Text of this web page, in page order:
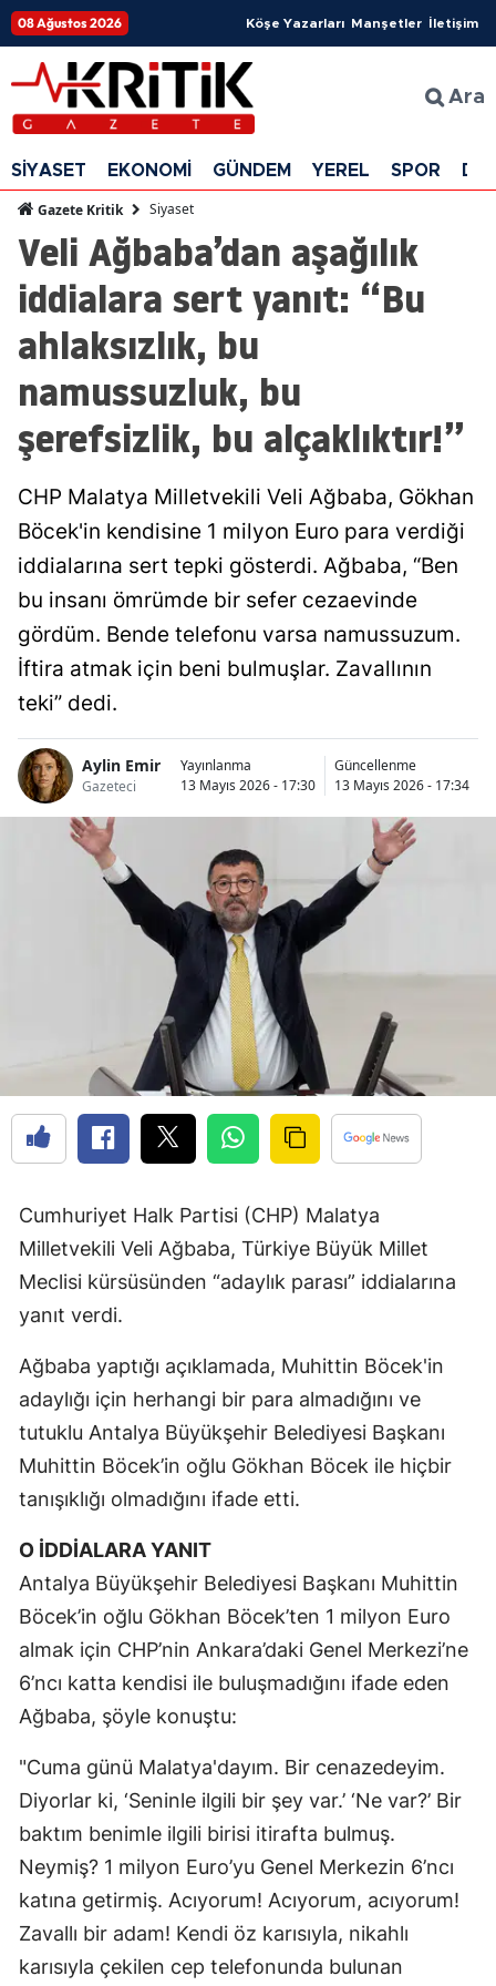
08 Ağustos 2026 Köşe Yazarları Manşetler İletişim
Ara
SİYASET EKONOMİ GÜNDEM YEREL SPOR
Gazete Kritik Siyaset
Veli Ağbaba’dan aşağılık
iddialara sert yanıt: “Bu
ahlaksızlık, bu
namussuzluk, bu
şerefsizlik, bu alçaklıktır!”
CHP Malatya Milletvekili Veli Ağbaba, Gökhan
Böcek'in kendisine 1 milyon Euro para verdiği
iddialarına sert tepki gösterdi. Ağbaba, “Ben
bu insanı ömrümde bir sefer cezaevinde
gördüm. Bende telefonu varsa namussuzum.
İftira atmak için beni bulmuşlar. Zavallının
teki” dedi.
Aylin Emir
Gazeteci
Yayınlanma
13 Mayıs 2026 - 17:30
Güncellenme
13 Mayıs 2026 - 17:34
Cumhuriyet Halk Partisi (CHP) Malatya
Milletvekili Veli Ağbaba, Türkiye Büyük Millet
Meclisi kürsüsünden “adaylık parası” iddialarına
yanıt verdi.
Ağbaba yaptığı açıklamada, Muhittin Böcek'in
adaylığı için herhangi bir para almadığını ve
tutuklu Antalya Büyükşehir Belediyesi Başkanı
Muhittin Böcek’in oğlu Gökhan Böcek ile hiçbir
tanışıklığı olmadığını ifade etti.
O İDDİALARA YANIT
Antalya Büyükşehir Belediyesi Başkanı Muhittin
Böcek’in oğlu Gökhan Böcek’ten 1 milyon Euro
almak için CHP’nin Ankara’daki Genel Merkezi’ne
6’ncı katta kendisi ile buluşmadığını ifade eden
Ağbaba, şöyle konuştu:
"Cuma günü Malatya'dayım. Bir cenazedeyim.
Diyorlar ki, ‘Seninle ilgili bir şey var.’ ‘Ne var?’ Bir
baktım benimle ilgili birisi itirafta bulmuş.
Neymiş? 1 milyon Euro’yu Genel Merkezin 6’ncı
katına getirmiş. Acıyorum! Acıyorum, acıyorum!
Zavallı bir adam! Kendi öz karısıyla, nikahlı
karısıyla çekilen cep telefonunda bulunan